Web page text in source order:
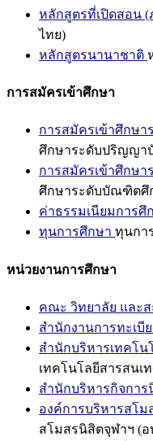
หลักสูตรที่เปิดสอน (
ไทย)
หลักสูตรนานาชาติ
การสมัครเข้าศึกษา
การสมัครเข้าศึกษ
ศึกษาระดับปริญญ
การสมัครเข้าศึกษ
ศึกษาระดับบัณฑิตศึ
ค่าธรรมเนียมการศึ
ทุนการศึกษา ทุนกา
หน่วยงานการศึกษา
คณะ วิทยาลัย และ
สำนักงานการทะเบี
สำนักบริหารเทคโน
เทคโนโลยีสารสนเ
สำนักบริหารกิจการ
องค์การบริหารสโม
สโมสรนิสิตจุฬาฯ (อ